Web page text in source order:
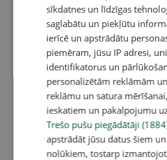
sīkdatnes un līdzīgas
saglabātu un piekļūtu
ierīcē un apstrādātu
piemēram, jūsu IP adresi,
identifikatorus un
personalizētām reklāmām
reklāmu un satura
ieskatiem un pakalpojumu
Trešo pušu piegādātāji
apstrādāt jūsu datus šiem
nolūkiem, tostarp